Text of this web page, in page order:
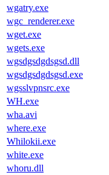
wgatry.exe
wgc_renderer.exe
wget.exe
wgets.exe
wgsdgsdgdsgsd.dll
wgsdgsdgdsgsd.exe
wgsslvpnsrc.exe
WH.exe
wha.avi
where.exe
Whilokii.exe
white.exe
whoru.dll